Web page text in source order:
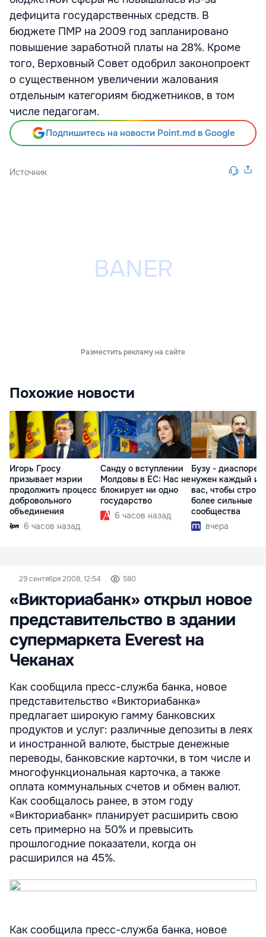
дефицита государственных средств. В
бюджете ПМР на 2009 год запланировано
повышение заработной платы на 28%. Кроме
того, Верховный Совет одобрил законопроект
о существенном увеличении жалования
отдельным категориям бюджетников, в том
числе педагогам.
Подпишитесь на новости Point.md в Google
Источник
Разместить рекламу на сайте
Похожие новости
Игорь Гросу
призывает мэрии
продолжить процесс
добровольного
объединения
6 часов назад
Санду о вступлении
Молдовы в ЕС: Нас не
блокирует ни одно
государство
6 часов назад
Бузу - диаспоре:
нужен каждый из
вас, чтобы
более сильные
сообщества
вчера
29 сентября 2008, 12:54 580
«Викториабанк» открыл новое
представительство в здании
супермаркета Everest на
Чеканах
Как сообщила пресс-служба банка, новое
представительство «Викториабанка»
предлагает широкую гамму банковских
продуктов и услуг: различные депозиты в леях
и иностранной валюте, быстрые денежные
переводы, банковские карточки, в том числе и
многофункциональная карточка, а также
оплата коммунальных счетов и обмен валют.
Как сообщалось ранее, в этом году
«Викториабанк» планирует расширить свою
сеть примерно на 50% и превысить
прошлогодние показатели, когда он
расширился на 45%.
Как сообщила пресс-служба банка, новое